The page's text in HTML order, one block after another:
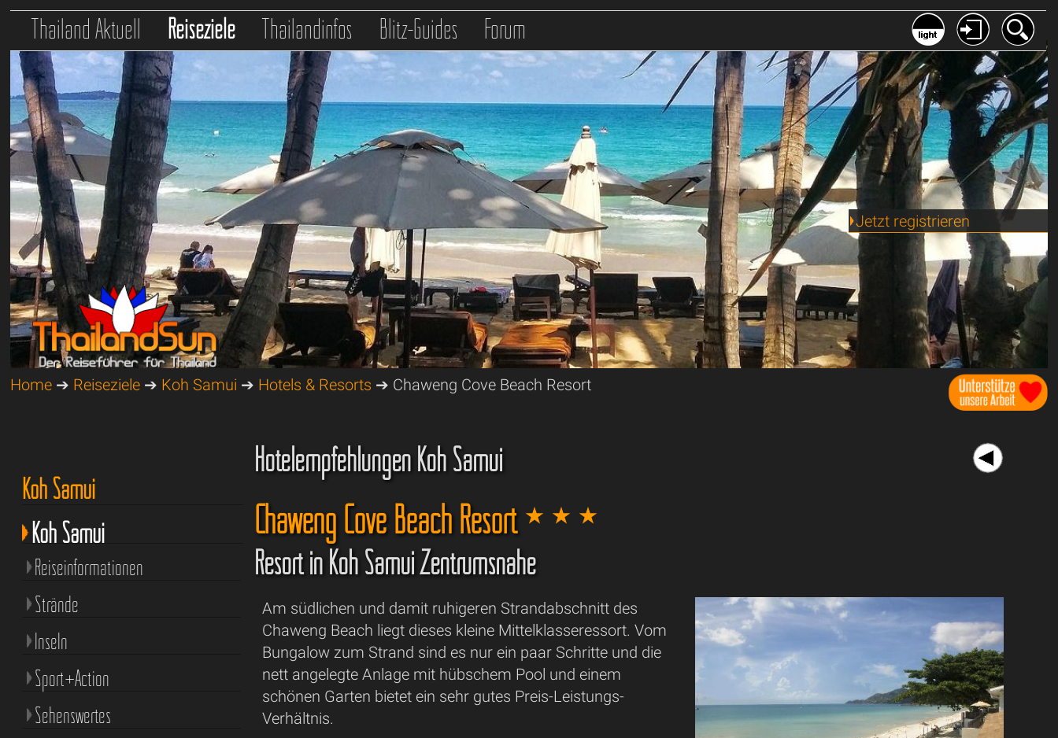
Thailand Aktuell Reiseziele Thailandinfos Blitz-Guides Forum
Jetzt registrieren
Home ➔ Reiseziele ➔ Koh Samui ➔ Hotels & Resorts ➔ Chaweng Cove Beach Resort
Hotelempfehlungen Koh Samui
Chaweng Cove Beach Resort
Resort in Koh Samui Zentrumsnähe
Am südlichen und damit ruhigeren Strandabschnitt des
Chaweng Beach liegt dieses kleine Mittelklasseressort. Vom
Bungalow zum Strand sind es nur ein paar Schritte und die
nett angelegte Anlage mit hübschem Pool und einem
schönen Garten bietet ein sehr gutes Preis-Leistungs-
Verhältnis.
Koh Samui
Koh Samui
Reiseinformationen
Strände
Inseln
Sport+Action
Sehenswertes